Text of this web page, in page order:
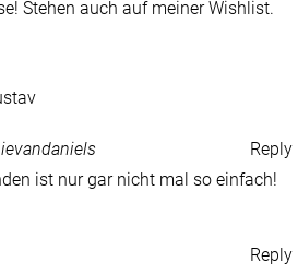
Stehen auch auf meiner Wishlist.
Reply
ist nur gar nicht mal so einfach!
Reply